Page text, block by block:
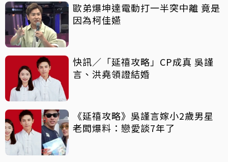
歐弟爆坤達電動打一半突中離 竟是
因為柯佳嬿
快訊／「延禧攻略」CP成真 吳謹
言、洪堯領證結婚
《延禧攻略》吳謹言嫁小2歲男星
老闆爆料：戀愛談7年了